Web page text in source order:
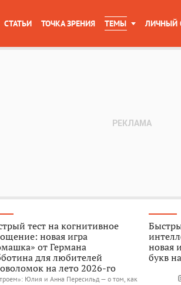
СТАТЬИ ТОЧКА ЗРЕНИЯ ТЕМЫ ЛИЧНЫЙ
тест на когнитивное
новая игра
от Германа
для любителей
на лето 2026-го
новая
букв
Юлия и Анна Пересильд — о том, как